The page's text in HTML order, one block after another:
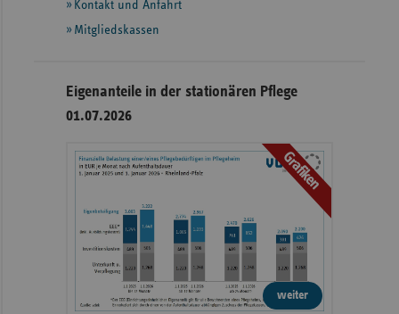
Kontakt und Anfahrt
Mitgliedskassen
Eigenanteile in der stationären Pflege
01.07.2026
Grafiken
weiter